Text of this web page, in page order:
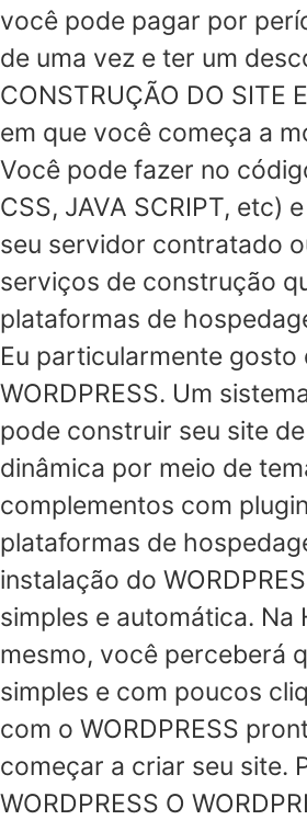
você pode pagar por
de uma vez e ter um
CONSTRUÇÃO DO SITE
em que você começa a
Você pode fazer no
CSS, JAVA SCRIPT, etc)
seu servidor contratado
serviços de construção
plataformas de
Eu particularmente gosto
WORDPRESS. Um
pode construir seu site
dinâmica por meio de
complementos com
plataformas de
instalação do
simples e automática. Na
mesmo, você perceberá
simples e com poucos
com o WORDPRESS
começar a criar seu site.
WORDPRESS O